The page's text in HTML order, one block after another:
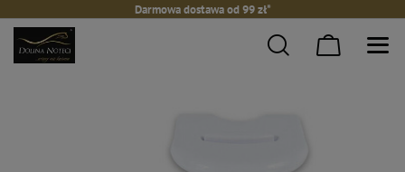
Darmowa dostawa od 99 zł*